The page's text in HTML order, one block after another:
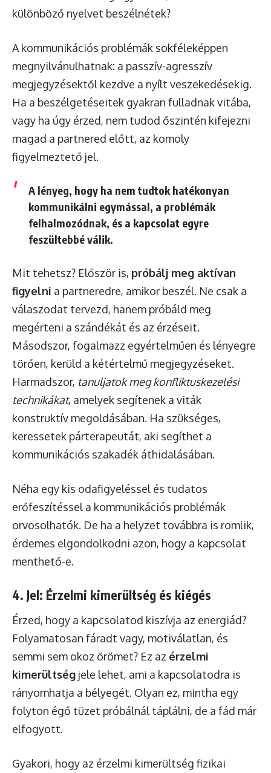
különböző nyelvet beszélnétek?
A kommunikációs problémák sokféleképpen
megnyilvánulhatnak: a passzív-agresszív
megjegyzésektől kezdve a nyílt veszekedésekig.
Ha a beszélgetéseitek gyakran fulladnak vitába,
vagy ha úgy érzed, nem tudod őszintén kifejezni
magad a partnered előtt, az komoly
figyelmeztető jel.
A lényeg, hogy ha nem tudtok hatékonyan
kommunikálni egymással, a problémák
felhalmozódnak, és a kapcsolat egyre
feszültebbé válik.
Mit tehetsz? Először is, próbálj meg aktívan
figyelni a partneredre, amikor beszél. Ne csak a
válaszodat tervezd, hanem próbáld meg
megérteni a szándékát és az érzéseit.
Másodszor, fogalmazz egyértelműen és lényegre
törően, kerüld a kétértelmű megjegyzéseket.
Harmadszor, tanuljatok meg konfliktuskezelési
technikákat, amelyek segítenek a viták
konstruktív megoldásában. Ha szükséges,
keressetek párterapeutát, aki segíthet a
kommunikációs szakadék áthidalásában.
Néha egy kis odafigyeléssel és tudatos
erőfeszítéssel a kommunikációs problémák
orvosolhatók. De ha a helyzet továbbra is romlik,
érdemes elgondolkodni azon, hogy a kapcsolat
menthető-e.
4. Jel: Érzelmi kimerültség és kiégés
Érzed, hogy a kapcsolatod kiszívja az energiád?
Folyamatosan fáradt vagy, motiválatlan, és
semmi sem okoz örömet? Ez az érzelmi
kimerültség jele lehet, ami a kapcsolatodra is
rányomhatja a bélyegét. Olyan ez, mintha egy
folyton égő tüzet próbálnál táplálni, de a fád már
elfogyott.
Gyakori, hogy az érzelmi kimerültség fizikai